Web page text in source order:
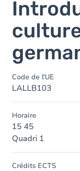
Code de l'UE
LALLB103
Horaire
15 45
Quadri 1
Crédits ECTS